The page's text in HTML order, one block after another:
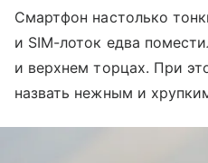
Смартфон настолько
и SIM-лоток едва
и верхнем торцах. При
назвать нежным и